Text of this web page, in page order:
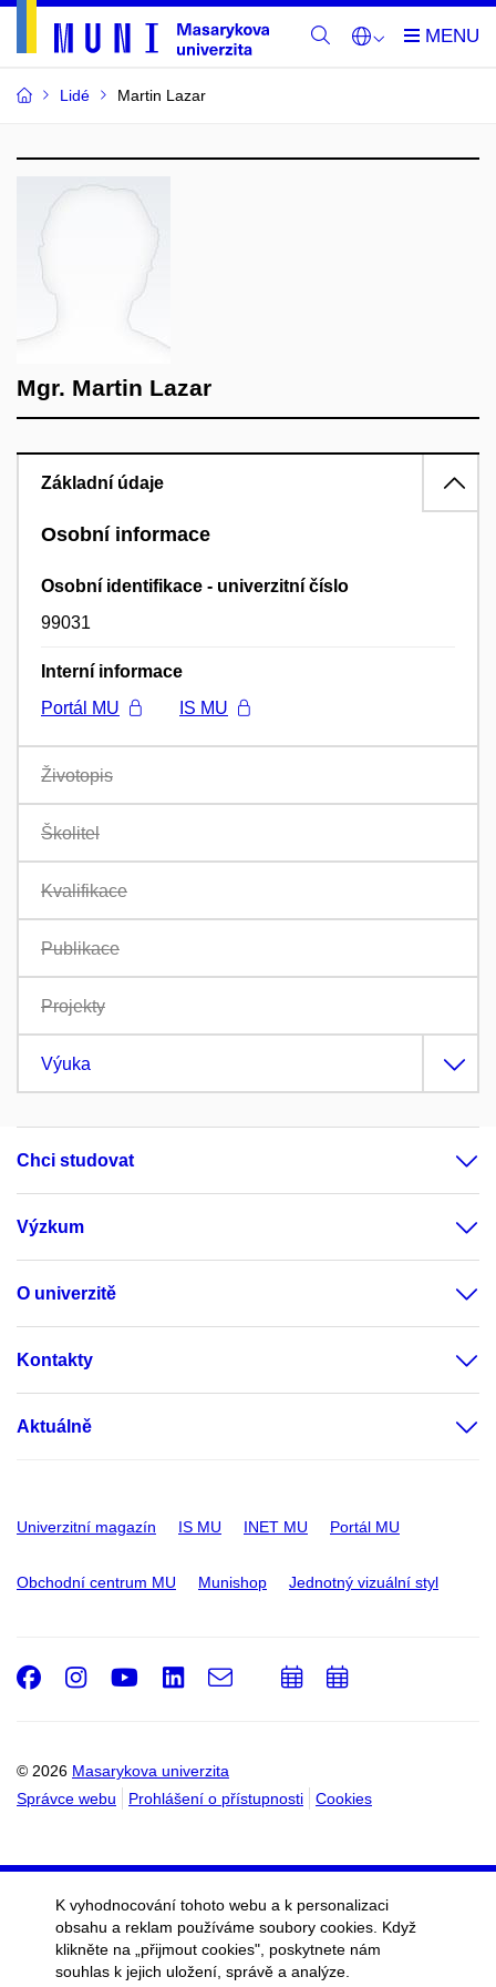
Lidé Martin Lazar
Mgr. Martin Lazar
Základní údaje
Osobní informace
Osobní identifikace - univerzitní číslo
99031
Interní informace
Portál MU
IS MU
Životopis
Školitel
Kvalifikace
Publikace
Projekty
Výuka
Chci studovat
Výzkum
O univerzitě
Kontakty
Aktuálně
Univerzitní magazín IS MU INET MU Portál MU
Obchodní centrum MU Munishop Jednotný vizuální styl
© 2026 Masarykova univerzita
Správce webu
Prohlášení o přístupnosti Cookies
Facebook
Instagram
Youtube
LinkedIn
e-
PřidatPřidat
K vyhodnocování tohoto webu a k personalizaci
obsahu a reklam používáme soubory cookies. Když
klikněte na „přijmout cookies", poskytnete nám
souhlas k jejich uložení, správě a analýze.